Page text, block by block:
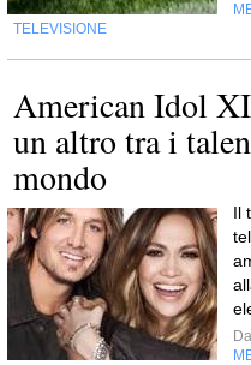
TELEVISIONE
American Idol
un altro tra i
mondo
Il
Da